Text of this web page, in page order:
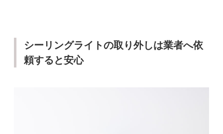
シーリングライトの取り外しは業者へ依
頼すると安心